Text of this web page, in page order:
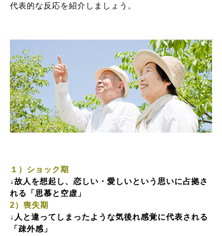
代表的な反応を紹介しましょう。
１）ショック期
↓故人を想起し、恋しい・愛しいという思いに占拠さ
れる「思慕と空虚」
2）喪失期
↓人と違ってしまったような気後れ感覚に代表される
「疎外感」